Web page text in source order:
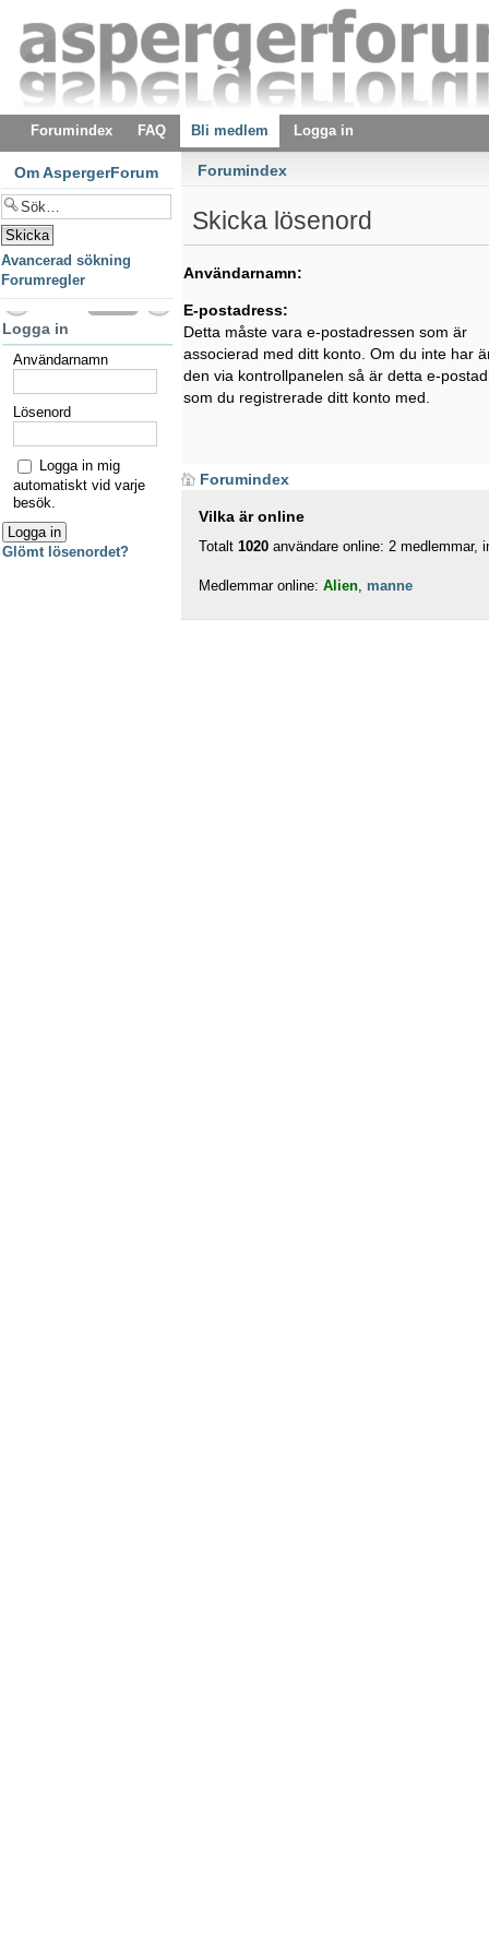
Forumindex FAQ Bli medlem Logga in
Forumindex
Skicka lösenord
Användarnamn:
E-postadress:
Detta måste vara e-postadressen som är
associerad med ditt konto. Om du inte har
den via kontrollpanelen så är detta e-
som du registrerade ditt konto med.
Forumindex
Vilka är online
Totalt 1020 användare online: 2
Medlemmar online: Alien, manne
Om AspergerForum
Avancerad sökning
Forumregler
Logga in
Användarnamn
Lösenord
Logga in mig
automatiskt vid varje
besök.
Glömt lösenordet?